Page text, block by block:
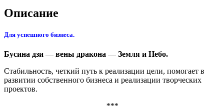
Описание
Для успешного бизнеса.
Бусина дзи — вены дракона — Земля и Небо.
Стабильность, четкий путь к реализации цели, помогает в
развитии собственного бизнеса и реализации творческих
проектов.
***